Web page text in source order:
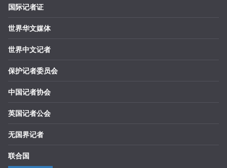
国际记者证
世界华文媒体
世界中文记者
保护记者委员会
中国记者协会
英国记者公会
无国界记者
联合国